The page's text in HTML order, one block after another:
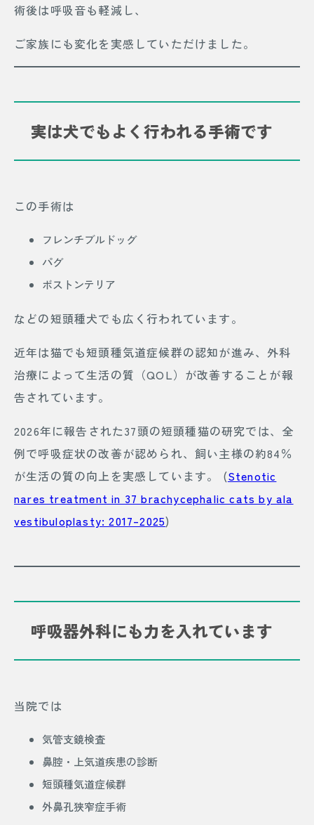
術後は呼吸音も軽減し、
ご家族にも変化を実感していただけました。
実は犬でもよく行われる手術です
この手術は
フレンチブルドッグ
パグ
ボストンテリア
などの短頭種犬でも広く行われています。
近年は猫でも短頭種気道症候群の認知が進み、外科
治療によって生活の質（QOL）が改善することが報
告されています。
2026年に報告された37頭の短頭種猫の研究では、全
例で呼吸症状の改善が認められ、飼い主様の約84％
が生活の質の向上を実感しています。 (Stenotic
nares treatment in 37 brachycephalic cats by ala
vestibuloplasty: 2017–2025)
呼吸器外科にも力を入れています
当院では
気管支鏡検査
鼻腔・上気道疾患の診断
短頭種気道症候群
外鼻孔狭窄症手術